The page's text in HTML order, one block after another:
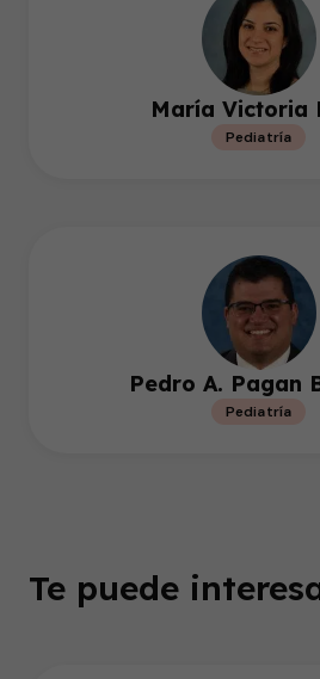
María Victoria
Pediatría
Pedro A. Pagan
Pediatría
Te puede